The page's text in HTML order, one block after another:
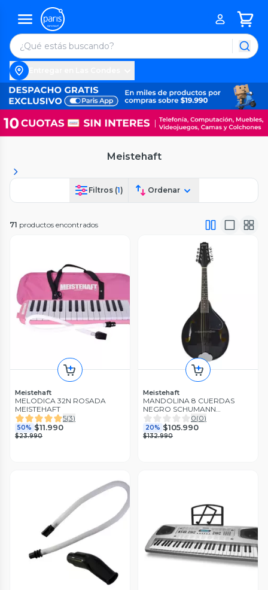
Meistehaft
Filtros (1) Ordenar
71 productos encontrados
Meistehaft
MELODICA 32N ROSADA
MEISTEHAFT
5(3)
50% $11.990
$23.990
Meistehaft
MANDOLINA 8 CUERDAS
NEGRO SCHUMANN
MEISTEHAFT 0(0)
20% $105.990
$132.990